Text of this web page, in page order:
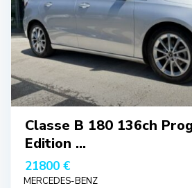
Classe B 180 136ch
Edition ...
21800 €
MERCEDES-BENZ